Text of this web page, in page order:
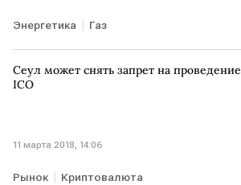
Энергетика Газ
Сеул может снять запрет на проведение
ICO
11 марта 2018, 14:06
Рынок Криптовалюта